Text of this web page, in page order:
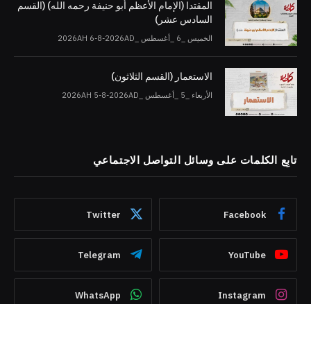
المقتدا (الإمام الأعظم أبو حنيفة رحمه الله) (القسم
السادس عشر)
الخميس _6 _أغسطس _2026AH 6-8-2026AD
الاستعمار (القسم الثلاثون)
الأربعاء _5 _أغسطس _2026AH 5-8-2026AD
تابِع الكلمات على وسائل التواصل الاجتماعي
Facebook
Twitter
YouTube
Telegram
Instagram
WhatsApp